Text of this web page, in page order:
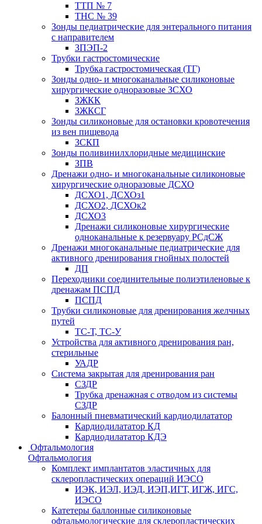
ТТП № 7
ТНС № 39
Зонды педиатрические для энтерального питания
с направителем
ЗПЭП-2
Трубки гастростомические
Трубка гастростомическая (ТГ)
Зонды одно- и многоканальные силиконовые
хирургические одноразовые ЗСХО
ЗЖКК
ЗЖКСГ
Зонды силиконовые для остановки кровотечения
из вен пищевода
ЗСКП
Зонды поливинилхлоридные медицинские
ЗПВ
Дренажи одно- и многоканальные силиконовые
хирургические одноразовые ДСХО
ДСХО1, ДСХОз1
ДСХО2, ДСХОк2
ДСХО3
Дренажи силиконовые хирургические
одноканальные к резервуару РСдСЖ
Дренажи многоканальные педиатрические для
активного дренирования гнойных полостей
ДП
Переходники соединительные полиэтиленовые к
дренажам ПСПД
ПСПД
Трубки силиконовые для дренирования желчных
путей
ТС-Т, ТС-У
Устройства для активного дренирования ран,
стерильные
УАДР
Система закрытая для дренирования ран
СЗДР
Трубка дренажная с отводом из системы
СЗДР
Балонный пневматический кардиодилататор
Кардиодилататор КД
Кардиодилататор КДЭ
Офтальмология
Офтальмология
Комплект имплантатов эластичных для
склеропластических операций ИЭСО
ИЭК, ИЭЛ, ИЭД, ИЭП,ИГТ, ИГЖ, ИГС,
ИЭСО
Катетеры баллонные силиконовые
офтальмологические для склеропластических